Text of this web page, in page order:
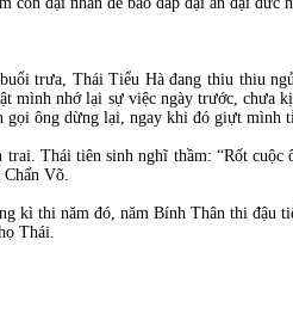
trưa, Thái Tiểu Hà đang thiu thiu
mình nhớ lại sự việc ngày trước, chưa
gọi ông dừng lại, ngay khi đó giựt mình
Thái tiên sinh nghĩ thầm: “Rốt cuộc
Võ.
kì thi năm đó, năm Bính Thân thi đậu
Thái.